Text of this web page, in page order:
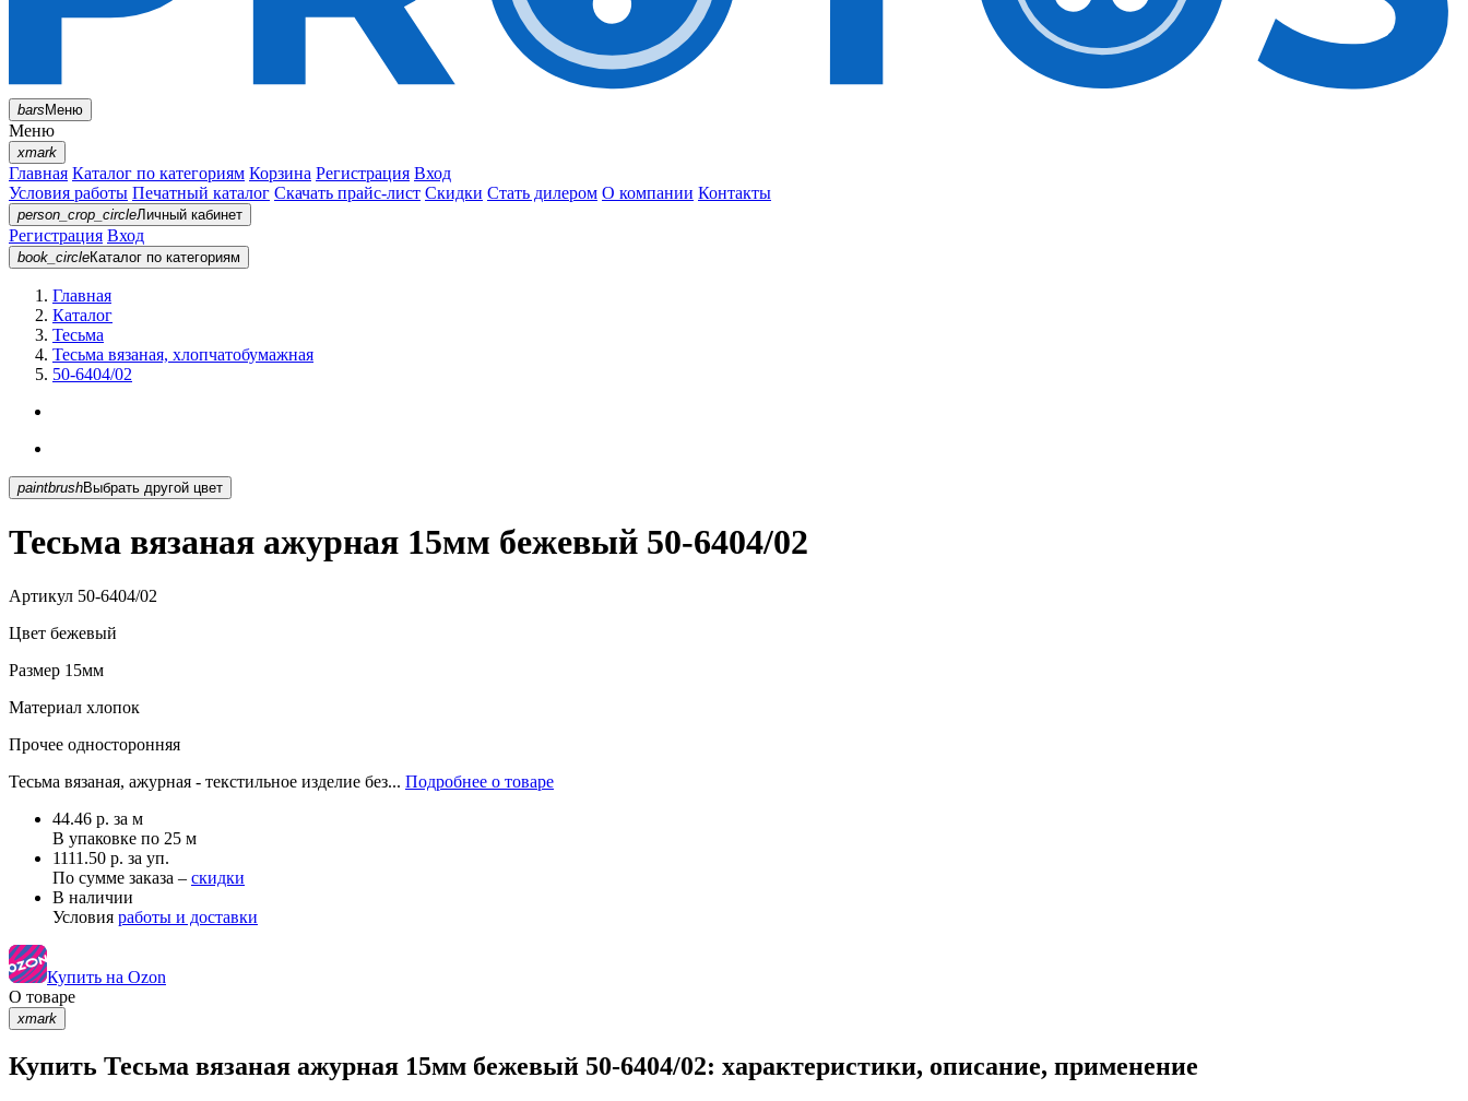
barsМеню
Меню
xmark
Главная Каталог по категориям Корзина Регистрация Вход
Условия работы Печатный каталог Скачать прайс-лист Скидки Стать дилером О компании Контакты
person_crop_circleЛичный кабинет
Регистрация Вход
book_circleКаталог по категориям
Главная
Каталог
Тесьма
Тесьма вязаная, хлопчатобумажная
50-6404/02
paintbrush Выбрать другой цвет
Тесьма вязаная ажурная 15мм бежевый 50-6404/02
Артикул 50-6404/02
Цвет бежевый
Размер 15мм
Материал хлопок
Прочее односторонняя
Тесьма вязаная, ажурная - текстильное изделие без... Подробнее о товаре
44.46 р. за м
В упаковке по 25 м
1111.50 р. за уп.
По сумме заказа – скидки
В наличии
Условия работы и доставки
Купить на Ozon
О товаре
xmark
Купить Тесьма вязаная ажурная 15мм бежевый 50-6404/02: характеристики, описание, применение